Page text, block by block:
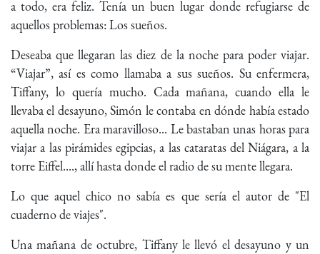
a todo, era feliz. Tenía un buen lugar donde refugiarse de
aquellos problemas: Los sueños.
Deseaba que llegaran las diez de la noche para poder viajar.
“Viajar”, así es como llamaba a sus sueños. Su enfermera,
Tiffany, lo quería mucho. Cada mañana, cuando ella le
llevaba el desayuno, Simón le contaba en dónde había estado
aquella noche. Era maravilloso... Le bastaban unas horas para
viajar a las pirámides egipcias, a las cataratas del Niágara, a la
torre Eiffel...., allí hasta donde el radio de su mente llegara.
Lo que aquel chico no sabía es que sería el autor de "El
cuaderno de viajes".
Una mañana de octubre, Tiffany le llevó el desayuno y un